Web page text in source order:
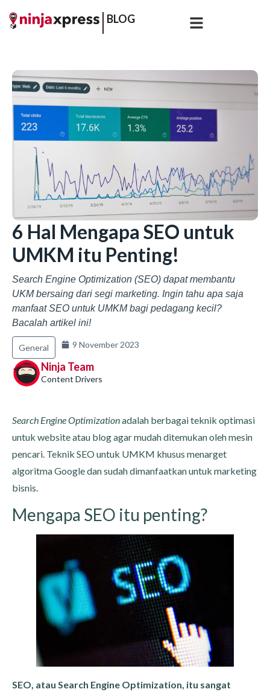
BLOG
6 Hal Mengapa SEO untuk
UMKM itu Penting!
Search Engine Optimization (SEO) dapat membantu
UKM bersaing dari segi marketing. Ingin tahu apa saja
manfaat SEO untuk UMKM bagi pedagang kecil?
Bacalah artikel ini!
General 9 November 2023
Ninja Team
Content Drivers
Search Engine Optimizationadalah berbagai teknik optimasi
untuk website atau blog agar mudah ditemukan oleh mesin
pencari. Teknik SEO untuk UMKM khusus menarget
algoritma Google dan sudah dimanfaatkan untuk marketing
bisnis.
Mengapa SEO itu penting?
SEO, atau Search Engine Optimization, itu sangat